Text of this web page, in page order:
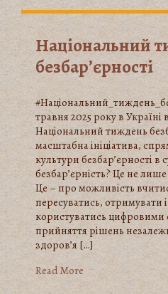
Національний
безбар’єрності
травня 2025 року в Україні
Національний тиждень
масштабна ініціатива,
культури безбар’єрності в
безбар’єрність? Це не
Це – про можливість
пересуватись, отримувати
користуватись цифровими
прийняття рішень
здоров’я […]
Read More